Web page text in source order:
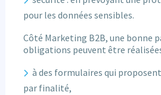
pour les données sensibles.
Côté Marketing B2B, une bonne
obligations peuvent être
à des formulaires qui
par finalité,